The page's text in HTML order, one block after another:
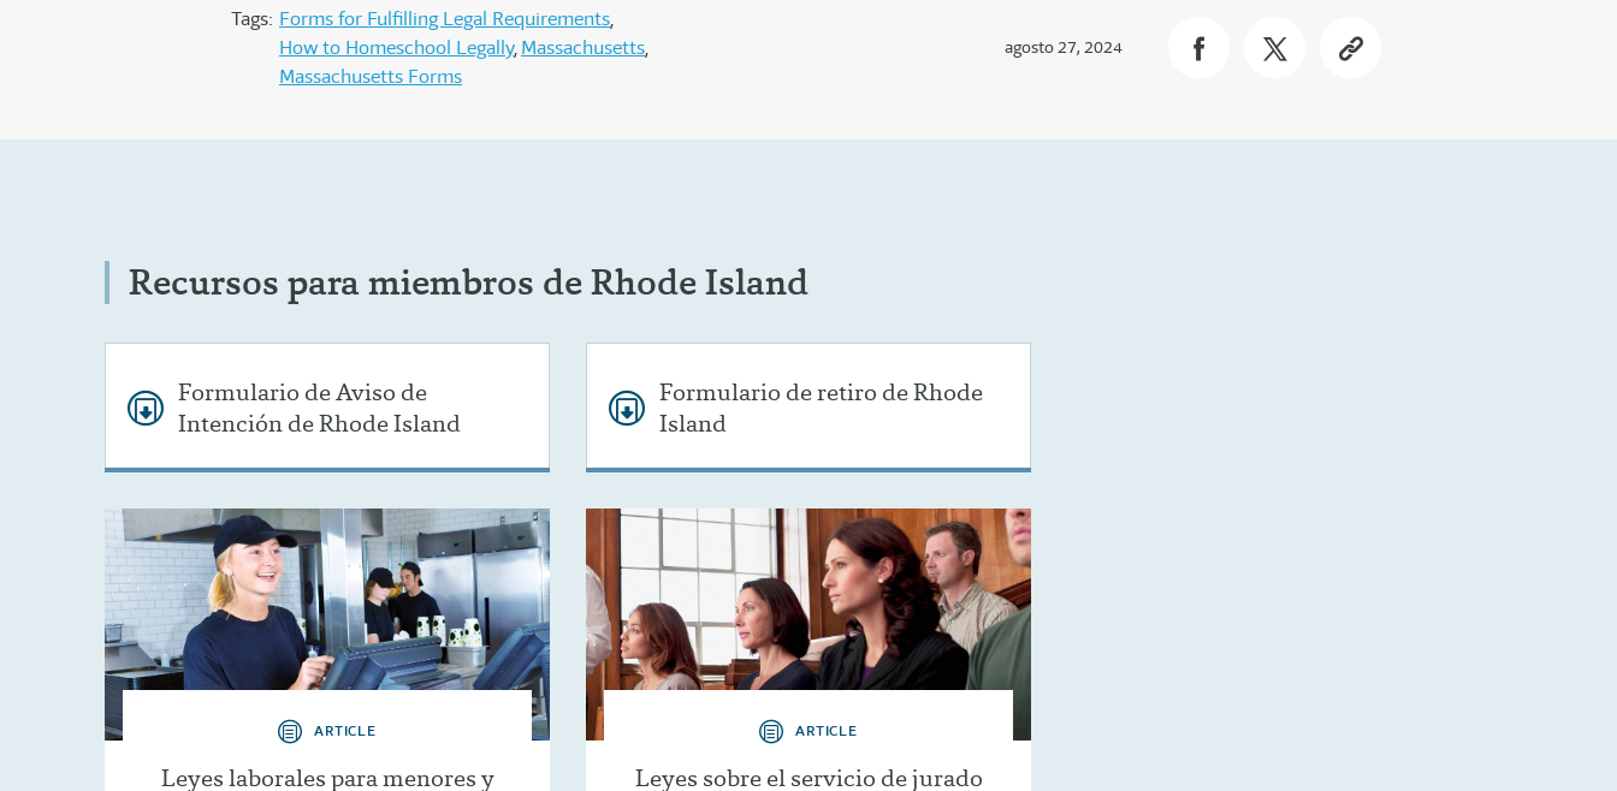
Tags: Forms for Fulfilling Legal Requirements
How to Homeschool Legally Massachusetts
Massachusetts Forms
agosto 27, 2024
Recursos para miembros de Rhode Island
Formulario de Aviso de
Intención de Rhode Island
Formulario de retiro de Rhode
Island
ARTICLE
Leyes laborales para menores y
ARTICLE
Leyes sobre el servicio de jurado